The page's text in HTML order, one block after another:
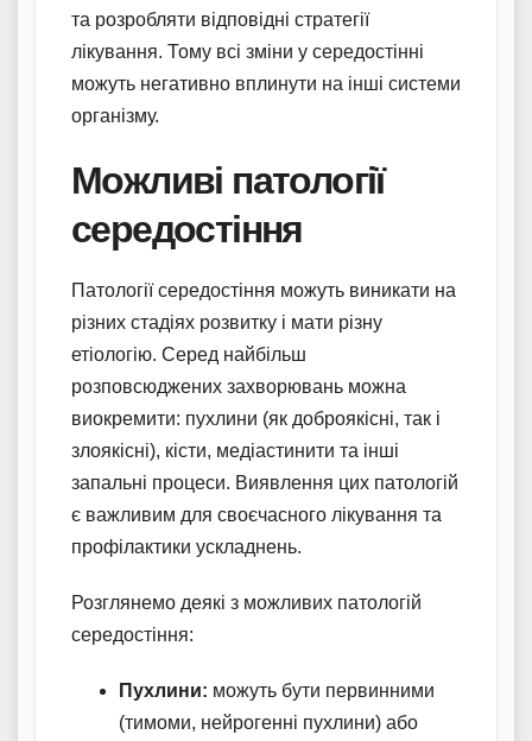
та розробляти відповідні стратегії
лікування. Тому всі зміни у середостінні
можуть негативно вплинути на інші системи
організму.
Можливі патології
середостіння
Патології середостіння можуть виникати на
різних стадіях розвитку і мати різну
етіологію. Серед найбільш
розповсюджених захворювань можна
виокремити: пухлини (як доброякісні, так і
злоякісні), кісти, медіастинити та інші
запальні процеси. Виявлення цих патологій
є важливим для своєчасного лікування та
профілактики ускладнень.
Розглянемо деякі з можливих патологій
середостіння:
Пухлини: можуть бути первинними
(тимоми, нейрогенні пухлини) або